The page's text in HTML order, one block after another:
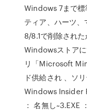
Windows 7まで標
ティア、ハーツ
8/8.1で削除され
Windowsストア
リ「Microsoft
ド供給され 、ソ
Windows Insider
： 名無し~3.EXE